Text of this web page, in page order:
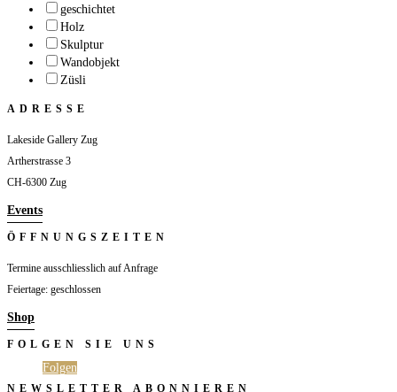
geschichtet
Holz
Skulptur
Wandobjekt
Züsli
ADRESSE
Lakeside Gallery Zug
Artherstrasse 3
CH-6300 Zug
Events
ÖFFNUNGSZEITEN
Termine ausschliesslich auf Anfrage
Feiertage: geschlossen
Shop
FOLGEN SIE UNS
Folgen
NEWSLETTER ABONNIEREN